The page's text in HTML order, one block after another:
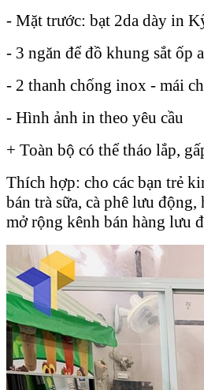
- Mặt trước: bạt 2da dày in
- 3 ngăn để đồ khung sắt ốp
- 2 thanh chống inox - mái
- Hình ảnh in theo yêu cầu
+ Toàn bộ có thể tháo lắp,
Thích hợp: cho các bạn trẻ
bán trà sữa, cà phê lưu
mở rộng kênh bán hàng lưu